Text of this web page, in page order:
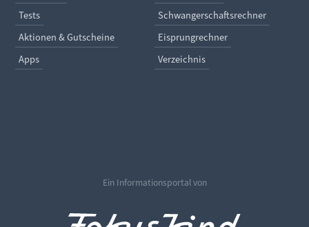
Tests
Aktionen & Gutscheine
Apps
Schwangerschaftsrechner
Eisprungrechner
Verzeichnis
Ein Informationsportal von